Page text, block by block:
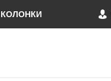
КОЛОНКИ